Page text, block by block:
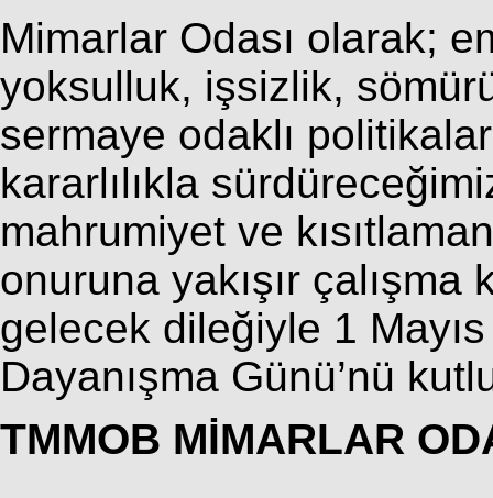
Mimarlar Odası olarak;
yoksulluk, işsizlik,
sermaye odaklı
kararlılıkla
mahrumiyet ve
onuruna yakışır çalışma
gelecek dileğiyle 1
Dayanışma Günü’nü
TMMOB MİMARLAR